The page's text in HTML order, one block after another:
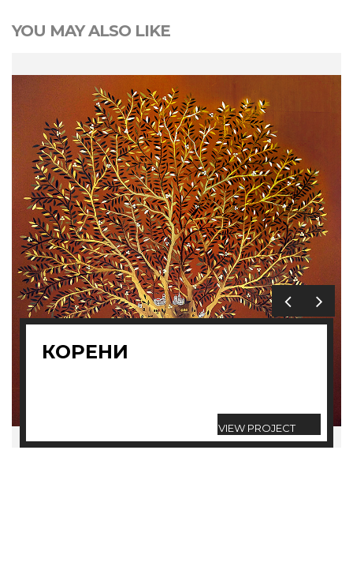
YOU MAY ALSO LIKE
КОРЕНИ
VIEW PROJECT